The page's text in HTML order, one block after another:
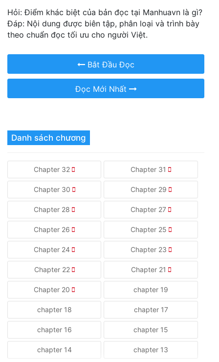
Hỏi: Điểm khác biệt của bản đọc tại Manhuavn là gì?
Đáp: Nội dung được biên tập, phân loại và trình bày
theo chuẩn đọc tối ưu cho người Việt.
Bắt Đầu Đọc
Đọc Mới Nhất
Danh sách chương
Chapter 32 Chapter 31
Chapter 30 Chapter 29
Chapter 28 Chapter 27
Chapter 26 Chapter 25
Chapter 24 Chapter 23
Chapter 22 Chapter 21
Chapter 20 chapter 19
chapter 18 chapter 17
chapter 16 chapter 15
chapter 14 chapter 13